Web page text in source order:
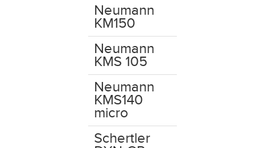
Neumann
KM150
Neumann
KMS 105
Neumann
KMS140
micro
Schertler